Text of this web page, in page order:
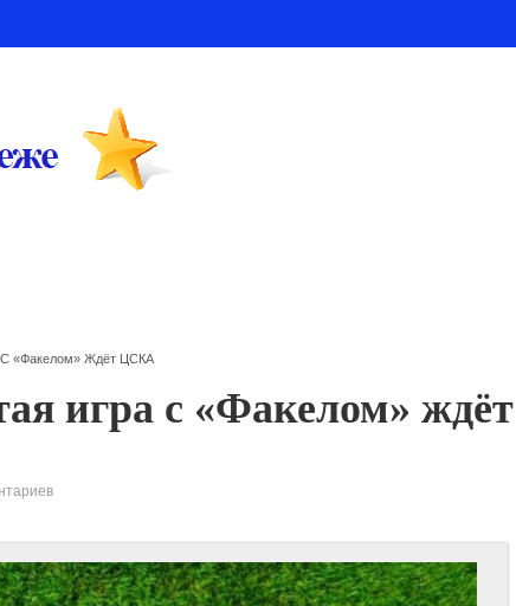
С «Факелом» Ждёт ЦСКА
игра с «Факелом» ждёт